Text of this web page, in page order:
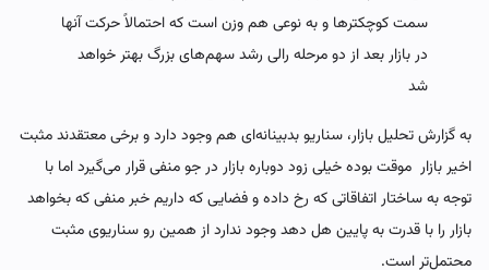
سمت کوچکترها و به نوعی هم وزن است که احتمالاً حرکت آنها
در بازار بعد از دو مرحله رالی رشد سهم‌های بزرگ بهتر خواهد
شد
به گزارش تحلیل بازار، سناریو بدبینانه‌ای هم وجود دارد و برخی معتقدند مثبت
اخیر بازار موقت بوده خیلی زود دوباره بازار در جو منفی قرار می‌گیرد اما با
توجه به ساختار اتفاقاتی که رخ داده و فضایی که داریم خبر منفی که بخواهد
بازار را با قدرت به پایین هل دهد وجود ندارد از همین رو سناریوی مثبت
محتمل‌تر است.